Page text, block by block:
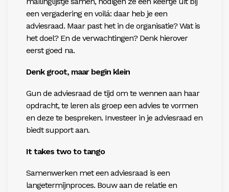
een vergadering en voilá: daar heb je een
adviesraad. Maar past het in de organisatie? Wat is
het doel? En de verwachtingen? Denk hierover
eerst goed na.
Denk groot, maar begin klein
Gun de adviesraad de tijd om te wennen aan haar
opdracht, te leren als groep een advies te vormen
en deze te bespreken. Investeer in je adviesraad en
biedt support aan.
It takes two to tango
Samenwerken met een adviesraad is een
langetermijnproces. Bouw aan de relatie en